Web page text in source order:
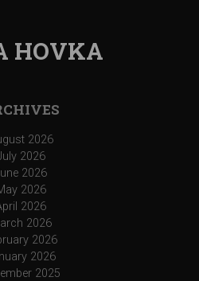
HOVKA
2026
2026
2026
2026
2026
2026
2026
2026
2025